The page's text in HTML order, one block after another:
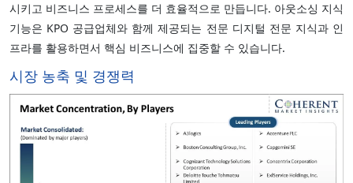
시키고 비즈니스 프로세스를 더 효율적으로 만듭니다. 아웃소싱 지식
기능은 KPO 공급업체와 함께 제공되는 전문 디지털 전문 지식과 인
프라를 활용하면서 핵심 비즈니스에 집중할 수 있습니다.
시장 농축 및 경쟁력